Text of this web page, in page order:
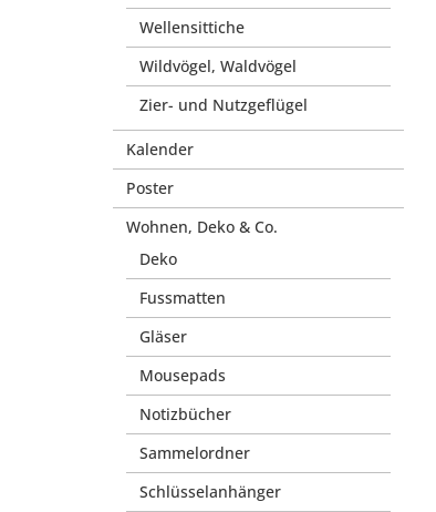
Wellensittiche
Wildvögel, Waldvögel
Zier- und Nutzgeflügel
Kalender
Poster
Wohnen, Deko & Co.
Deko
Fussmatten
Gläser
Mousepads
Notizbücher
Sammelordner
Schlüsselanhänger